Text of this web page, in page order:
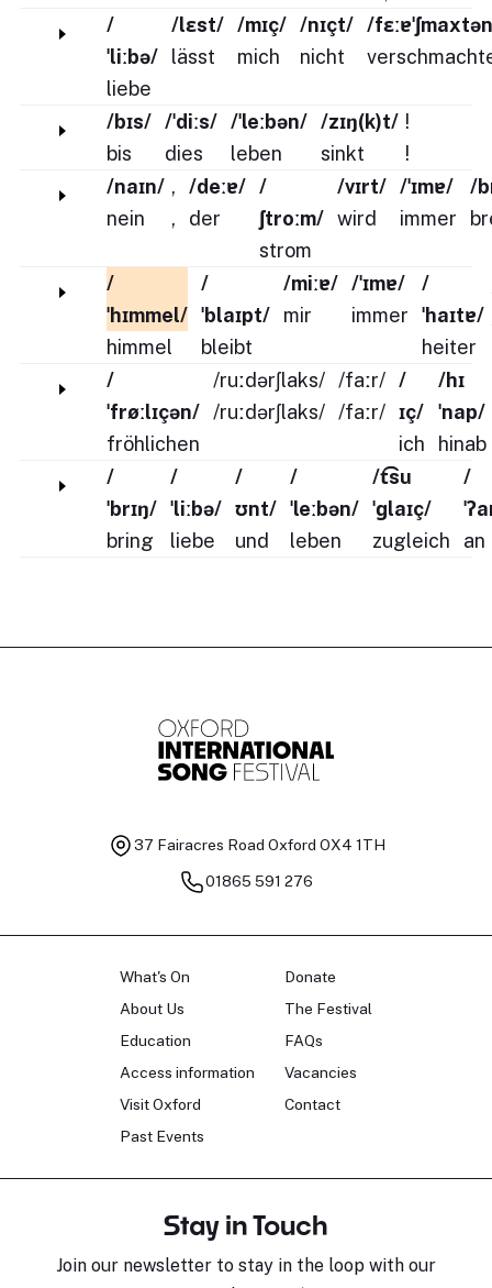
/
ˈliːbə/
liebe
/lɛst/
lässt
/mɪç/
mich
/nɪçt/
nicht
/
/bɪs/
bis
/ˈdiːs/
dies
/ˈleːbən/
leben
/zɪŋ(k)t/
sinkt
!
!
/naɪn/
nein
,
,
/deːɐ/
der
/
ʃtroːm/
strom
/vɪrt/
wird
/ˈɪmɐ/
immer
/
/
ˈhɪmmel/
himmel
/
ˈblaɪpt/
bleibt
/miːɐ/
mir
/ˈɪmɐ/
immer
/
ˈhaɪtɐ/
heiter
/
ˈfrøːlɪçən/
fröhlichen
/ruːdərʃlaks/
/ruːdərʃlaks/
/faːr/
/faːr/
/
ɪç/
ich
/hɪ
ˈnap/
hinab
/
ˈbrɪŋ/
bring
/
ˈliːbə/
liebe
/
ʊnt/
und
/
ˈleːbən/
leben
/t͡su
ˈɡlaɪç/
zugleich
/
an
37 Fairacres Road Oxford OX4 1TH
01865 591 276
What's On
About Us
Education
Access information
Visit Oxford
Past Events
Donate
The Festival
FAQs
Vacancies
Contact
Stay in Touch
Join our newsletter to stay in the loop with our